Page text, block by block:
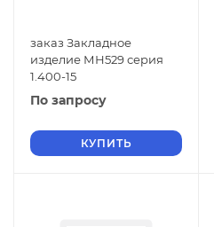
заказ Закладное
изделие МН529 серия
1.400-15
По запросу
КУПИТЬ